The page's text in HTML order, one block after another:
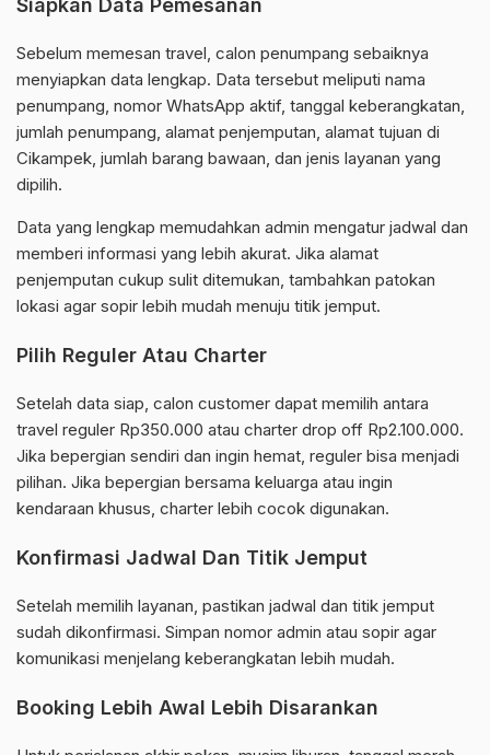
Siapkan Data Pemesanan
Sebelum memesan travel, calon penumpang sebaiknya
menyiapkan data lengkap. Data tersebut meliputi nama
penumpang, nomor WhatsApp aktif, tanggal keberangkatan,
jumlah penumpang, alamat penjemputan, alamat tujuan di
Cikampek, jumlah barang bawaan, dan jenis layanan yang
dipilih.
Data yang lengkap memudahkan admin mengatur jadwal dan
memberi informasi yang lebih akurat. Jika alamat
penjemputan cukup sulit ditemukan, tambahkan patokan
lokasi agar sopir lebih mudah menuju titik jemput.
Pilih Reguler Atau Charter
Setelah data siap, calon customer dapat memilih antara
travel reguler Rp350.000 atau charter drop off Rp2.100.000.
Jika bepergian sendiri dan ingin hemat, reguler bisa menjadi
pilihan. Jika bepergian bersama keluarga atau ingin
kendaraan khusus, charter lebih cocok digunakan.
Konfirmasi Jadwal Dan Titik Jemput
Setelah memilih layanan, pastikan jadwal dan titik jemput
sudah dikonfirmasi. Simpan nomor admin atau sopir agar
komunikasi menjelang keberangkatan lebih mudah.
Booking Lebih Awal Lebih Disarankan